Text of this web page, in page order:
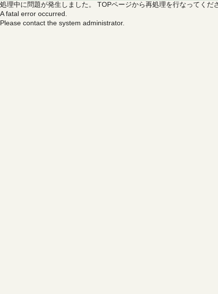
処理中に問題が発生しました。 TOPページから再処理を行なってくだ
A fatal error occurred.
Please contact the system administrator.